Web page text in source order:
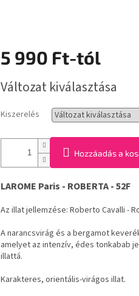
5 990 Ft-tól
Változat kiválasztása
Kiszerelés
Hozzáadás a
LAROME Paris - ROBERTA - 52F
Az illat jellemzése: Roberto Cavalli -
A narancsvirág és a bergamot
amelyet az intenzív, édes tonkabab
illattá.
Karakteres, orientális-virágos illat.